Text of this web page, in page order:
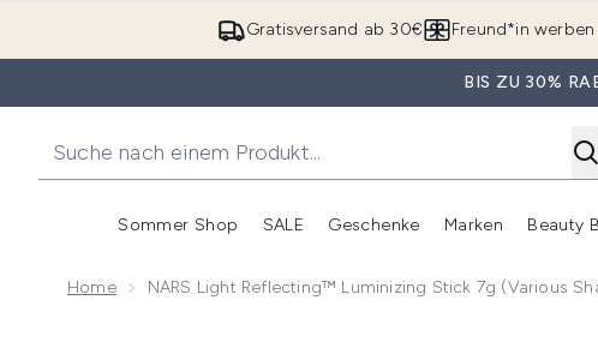
Gratisversand ab 30€ Freund*in
BIS ZU 30%
Sommer Shop
Untermenü Anmelden (Sommer Shop)
SALE
Untermenü Anmelden (SALE)
Geschenke Marken Beauty
Home NARS Light Reflecting™ Luminizing Stick 7g (Various